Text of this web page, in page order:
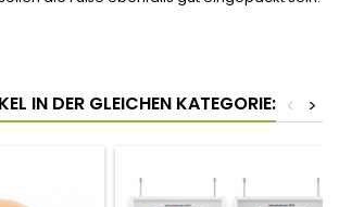
IN DER GLEICHEN KATEGORIE: >
<